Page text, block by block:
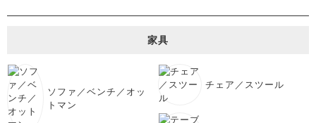
家具
ソファ／ベンチ／オッ
トマン
チェア／スツール